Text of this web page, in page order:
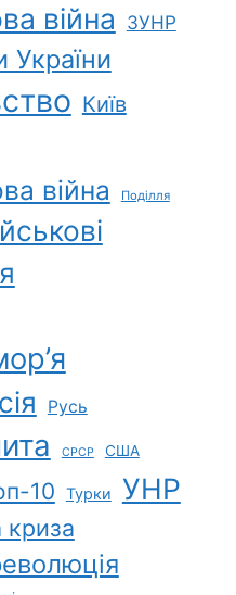
війна ЗУНР
України
Київ
війна Поділля
Русь
СРСР США
10 Турки УНР
криза